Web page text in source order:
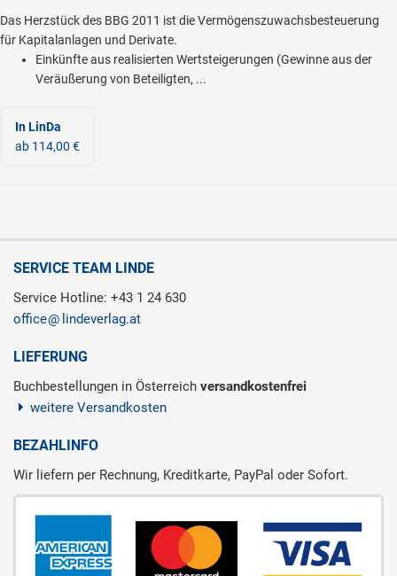
Das Herzstück des BBG 2011 ist die Vermögenszuwachsbesteuerung
für Kapitalanlagen und Derivate.
Einkünfte aus realisierten Wertsteigerungen (Gewinne aus der
Veräußerung von Beteiligten, ...
In LinDa
ab 114,00 €
SERVICE TEAM LINDE
Service Hotline: +43 1 24 630
office
lindeverlag.at
LIEFERUNG
Buchbestellungen in Österreich versandkostenfrei
weitere Versandkosten
BEZAHLINFO
Wir liefern per Rechnung, Kreditkarte, PayPal oder Sofort.